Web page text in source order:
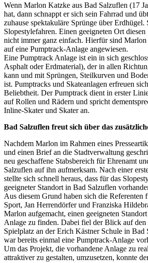
Wenn Marlon Katzke aus Bad Salzuflen (17
hat, dann schnappt er sich sein Fahrrad und
zuhause spektakuläre Sprünge über
Slopestylefahren. Einen geeigneten Ort
nicht immer ganz einfach. Hierfür sind
auf eine Pumptrack-Anlage angewiesen.
Eine Pumptrack Anlage ist ein in sich
Asphalt oder Erdmaterial), der in allen
kann und mit Sprüngen, Steilkurven und
ist. Pumptracks und Skateanlagen erfreuen
Beliebtheit. Der Pumptrack dient in erster
auf Rollen und Rädern und spricht
Inline-Skater und Skater an.
Bad Salzuflen freut sich über das
Nachdem Marlon im Rahmen eines
und einen Brief an die Stadtverwaltung
neu geschaffene Stabsbereich für Ehrenamt
Salzuflen auf ihn aufmerksam. Nach einer
stellte sich schnell heraus, dass für das
geeigneter Standort in Bad Salzuflen
Aus diesem Grund haben sich die Referenten
Sport, Jan Herrendörfer und Franziska
Marlon aufgemacht, einen geeigneten
Anlage zu finden. Dabei fiel der Blick auf den
Spielplatz an der Erich Kästner Schule in Bad
war bereits einmal eine Pumptrack-Anlage
Um das Projekt, die vorhandene Anlage zu
attraktiver zu gestalten, umzusetzen, konnte